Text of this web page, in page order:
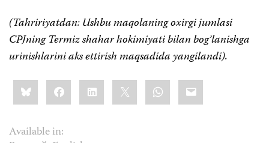
(Tahririyatdan: Ushbu maqolaning oxirgi jumlasi
CPJning Termiz shahar hokimiyati bilan bog’lanishga
urinishlarini aks ettirish maqsadida yangilandi).
Share
this:BlueskyFacebookLinkedIn WhatsApp
Email
Available in: